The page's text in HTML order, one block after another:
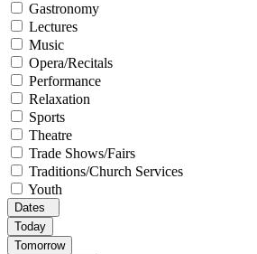
Gastronomy
Lectures
Music
Opera/Recitals
Performance
Relaxation
Sports
Theatre
Trade Shows/Fairs
Traditions/Church Services
Youth
Dates
Today
Tomorrow